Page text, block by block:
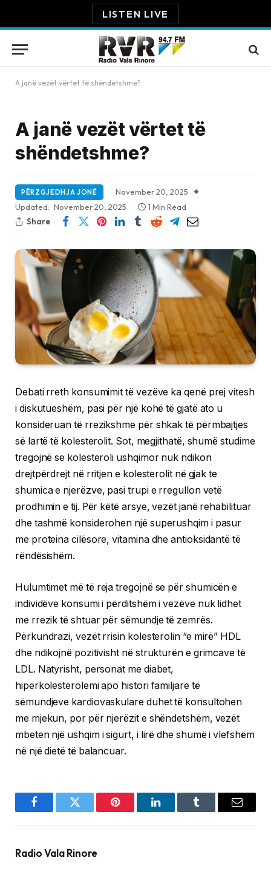
LISTEN LIVE
A janë vezët vërtet të shëndetshme?
A janë vezët vërtet të
shëndetshme?
PËRZGJEDHJA JONË
November 20, 2025
Updated: November 20, 2025
1 Min Read
Share
Debati rreth konsumimit të vezëve ka qenë prej vitesh
i diskutueshëm, pasi për një kohë të gjatë ato u
konsideruan të rrezikshme për shkak të përmbajtjes
së lartë të kolesterolit. Sot, megjithatë, shumë studime
tregojnë se kolesteroli ushqimor nuk ndikon
drejtpërdrejt në rritjen e kolesterolit në gjak te
shumica e njerëzve, pasi trupi e rregullon vetë
prodhimin e tij. Për këtë arsye, vezët janë rehabilituar
dhe tashmë konsiderohen një superushqim i pasur
me proteina cilësore, vitamina dhe antioksidantë të
rëndësishëm.
Hulumtimet më të reja tregojnë se për shumicën e
individëve konsumi i përditshëm i vezëve nuk lidhet
me rrezik të shtuar për sëmundje të zemrës.
Përkundrazi, vezët rrisin kolesterolin “e mirë” HDL
dhe ndikojnë pozitivisht në strukturën e grimcave të
LDL. Natyrisht, personat me diabet,
hiperkolesterolemi apo histori familjare të
sëmundjeve kardiovaskulare duhet të konsultohen
me mjekun, por për njerëzit e shëndetshëm, vezët
mbeten një ushqim i sigurt, i lirë dhe shumë i vlefshëm
në një dietë të balancuar.
FacebookTwitter Pinterest LinkedInTumblr Email
Radio Vala Rinore